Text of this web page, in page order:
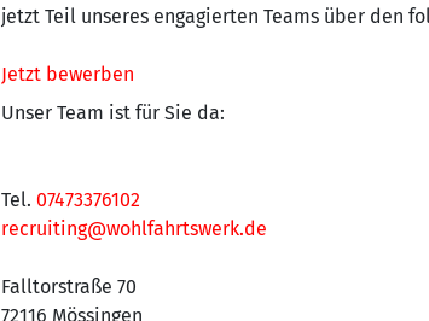
jetzt Teil unseres engagierten Teams über den
Jetzt bewerben
Unser Team ist für Sie da:
Tel. 07473376102
recruiting@wohlfahrtswerk.de
Falltorstraße 70
72116 Mössingen